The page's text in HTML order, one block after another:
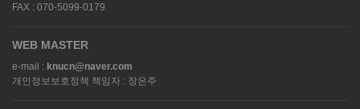
FAX : 070-5099-0179
WEB MASTER
e-mail : knucn@naver.com
개인정보보호정책 책임자 : 장은주